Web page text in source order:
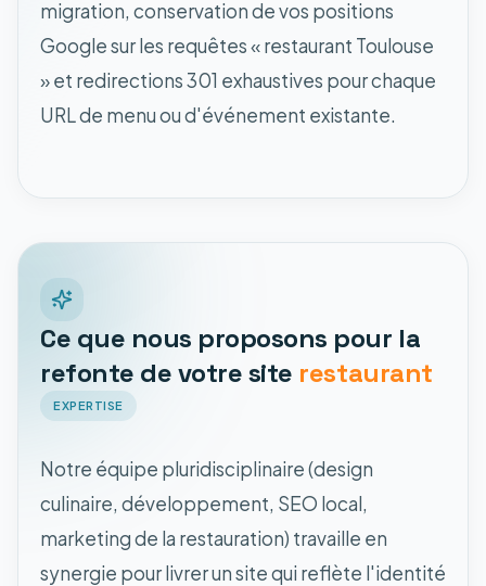
migration, conservation de vos positions
Google sur les requêtes « restaurant Toulouse
» et redirections 301 exhaustives pour chaque
URL de menu ou d'événement existante.
Ce que nous proposons pour la
refonte de votre site restaurant
EXPERTISE
Notre équipe pluridisciplinaire (design
culinaire, développement, SEO local,
marketing de la restauration) travaille en
synergie pour livrer un site qui reflète l'identité